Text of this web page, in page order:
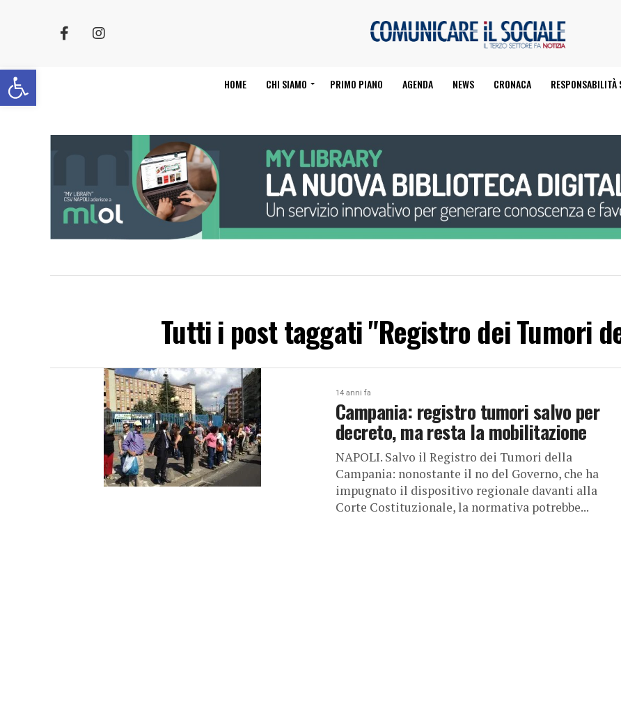
Apri la barra degli strumenti HOME CHI SIAMO PRIMO PIANO AGENDA NEWS CRONACA RESPONSABILITÀ
Tutti i post taggati "Registro dei Tumori
14 anni fa
Campania: registro tumori salvo per
decreto, ma resta la mobilitazione
NAPOLI. Salvo il Registro dei Tumori della
Campania: nonostante il no del Governo, che ha
impugnato il dispositivo regionale davanti alla
Corte Costituzionale, la normativa potrebbe...